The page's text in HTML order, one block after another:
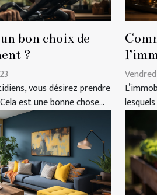
bon choix de
?
vous désirez prendre
est une bonne chose...